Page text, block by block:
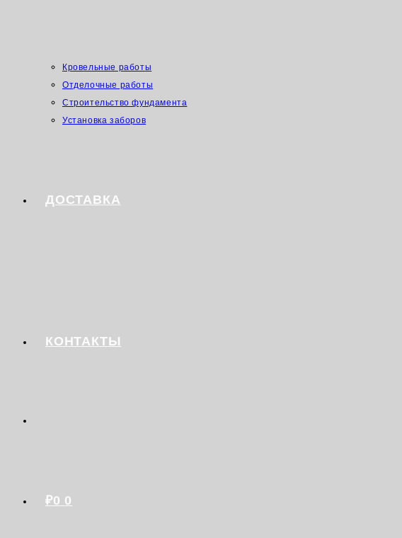
Кровельные работы
Отделочные работы
Строительство фундамента
Установка заборов
ДОСТАВКА
КОНТАКТЫ
₽0 0